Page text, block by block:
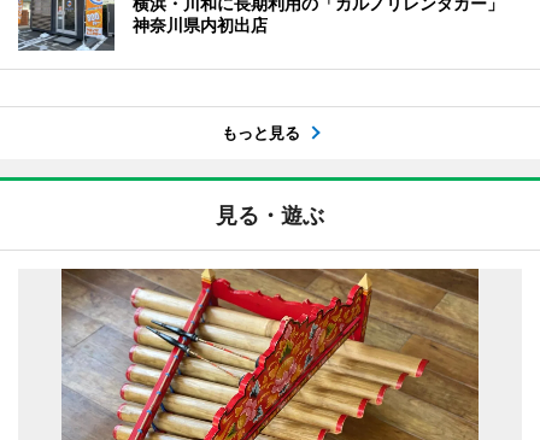
神奈川県内初出店
もっと見る
見る・遊ぶ